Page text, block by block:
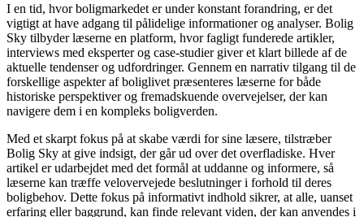
I en tid, hvor boligmarkedet er under konstant forandring, er det
vigtigt at have adgang til pålidelige informationer og analyser. Bolig
Sky tilbyder læserne en platform, hvor fagligt funderede artikler,
interviews med eksperter og case-studier giver et klart billede af de
aktuelle tendenser og udfordringer. Gennem en narrativ tilgang til de
forskellige aspekter af boliglivet præsenteres læserne for både
historiske perspektiver og fremadskuende overvejelser, der kan
navigere dem i en kompleks boligverden.
Med et skarpt fokus på at skabe værdi for sine læsere, tilstræber
Bolig Sky at give indsigt, der går ud over det overfladiske. Hver
artikel er udarbejdet med det formål at uddanne og informere, så
læserne kan træffe velovervejede beslutninger i forhold til deres
boligbehov. Dette fokus på informativt indhold sikrer, at alle, uanset
erfaring eller baggrund, kan finde relevant viden, der kan anvendes i